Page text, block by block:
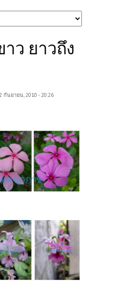
ว ยาวถึง
กันยายน, 2010 - 20:26